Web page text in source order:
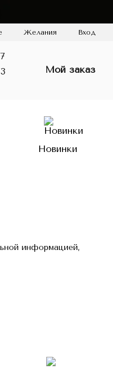
Желания Вход
Мой заказ
Новинки
информацией,